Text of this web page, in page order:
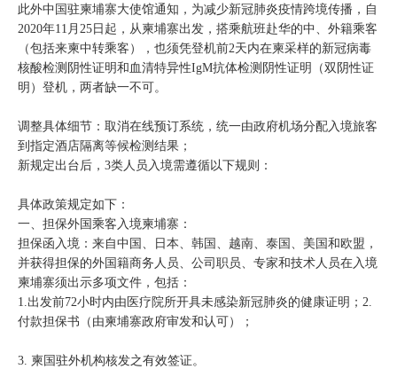
此外中国驻柬埔寨大使馆通知，为减少新冠肺炎疫情跨境传播，自
2020年11月25日起，从柬埔寨出发，搭乘航班赴华的中、外籍乘客
（包括来柬中转乘客），也须凭登机前2天内在柬采样的新冠病毒
核酸检测阴性证明和血清特异性IgM抗体检测阴性证明（双阴性证
明）登机，两者缺一不可。
调整具体细节：取消在线预订系统，统一由政府机场分配入境旅客
到指定酒店隔离等候检测结果；
新规定出台后，3类人员入境需遵循以下规则：
具体政策规定如下：
一、担保外国乘客入境柬埔寨：
担保函入境：来自中国、日本、韩国、越南、泰国、美国和欧盟，
并获得担保的外国籍商务人员、公司职员、专家和技术人员在入境
柬埔寨须出示多项文件，包括：
1.出发前72小时内由医疗院所开具未感染新冠肺炎的健康证明；2.
付款担保书（由柬埔寨政府审发和认可）；
3. 柬国驻外机构核发之有效签证。